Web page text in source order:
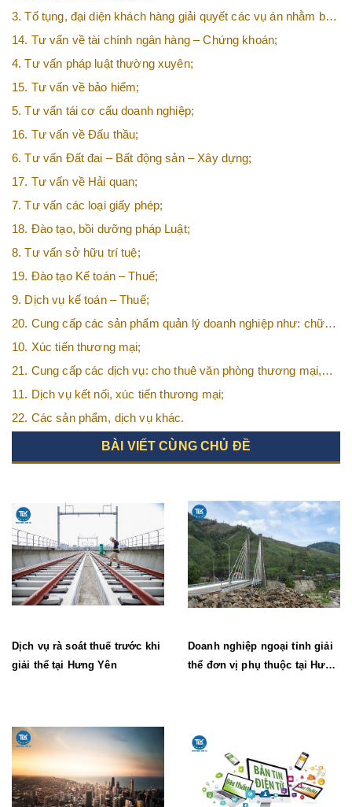
3. Tố tụng, đại diện khách hàng giải quyết các vụ án nhằm bảo
vệ tối đa các quyền và lợi ích của khách hàng;
14. Tư vấn về tài chính ngân hàng – Chứng khoán;
4. Tư vấn pháp luật thường xuyên;
15. Tư vấn về bảo hiểm;
5. Tư vấn tái cơ cấu doanh nghiệp;
16. Tư vấn về Đấu thầu;
6. Tư vấn Đất đai – Bất động sản – Xây dựng;
17. Tư vấn về Hải quan;
7. Tư vấn các loại giấy phép;
18. Đào tạo, bồi dưỡng pháp Luật;
8. Tư vấn sở hữu trí tuệ;
19. Đào tạo Kế toán – Thuế;
9. Dịch vụ kế toán – Thuế;
20. Cung cấp các sản phẩm quản lý doanh nghiệp như: chữ
ký số, hóa đơn điện tử, BHXH,…vv
10. Xúc tiến thương mại;
21. Cung cấp các dịch vụ: cho thuê văn phòng thương mại,
văn phòng ảo, văn phòng chia sẻ…vv
11. Dịch vụ kết nối, xúc tiến thương mại;
22. Các sản phẩm, dịch vụ khác.
BÀI VIẾT CÙNG CHỦ ĐỀ
Dịch vụ rà soát thuế trước khi
giải thể tại Hưng Yên
Doanh nghiệp ngoại tỉnh giải
thể đơn vị phụ thuộc tại Hưng